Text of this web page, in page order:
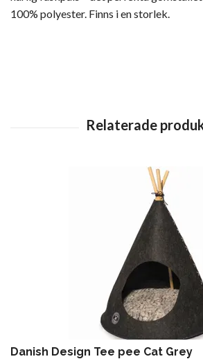
100% polyester. Finns i en storlek.
Danish Design Tee pee Cat Grey